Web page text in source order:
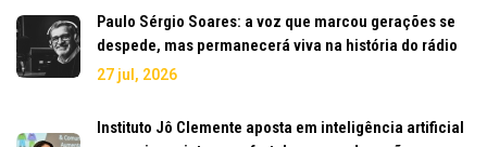
Paulo Sérgio Soares: a voz que marcou gerações se
despede, mas permanecerá viva na história do rádio
27 jul, 2026
Instituto Jô Clemente aposta em inteligência artificial